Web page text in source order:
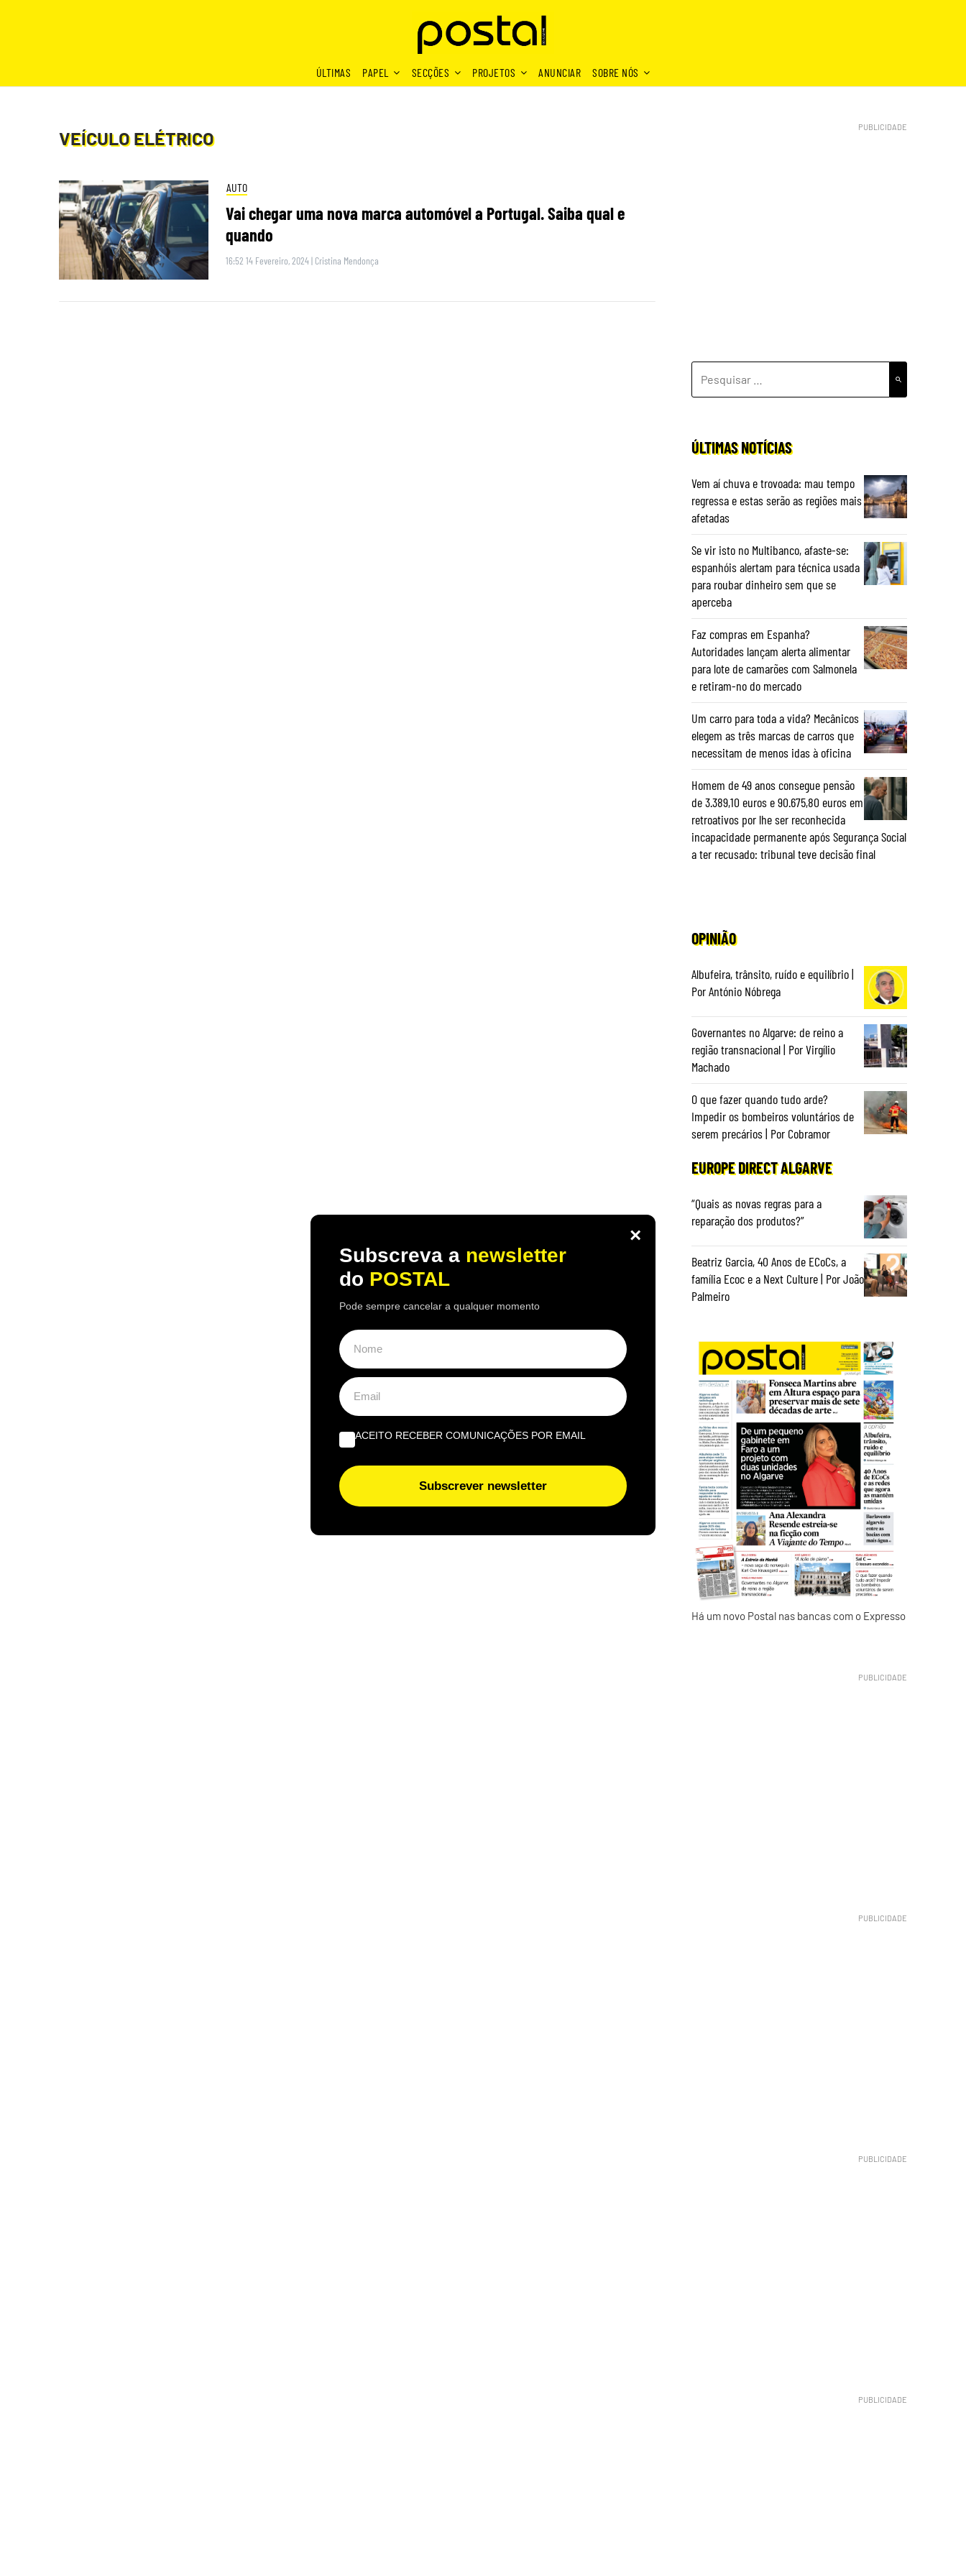
ÚLTIMAS
PAPEL SECÇÕES PROJETOS ANUNCIAR SOBRE NÓS
VEÍCULO ELÉTRICO
AUTO
Vai chegar uma nova marca automóvel a Portugal. Saiba qual e
quando
16:52 14 Fevereiro, 2024 | Cristina Mendonça
POR:
ÚLTIMAS NOTÍCIAS
Vem aí chuva e trovoada: mau tempo
regressa e estas serão as regiões mais
afetadas
Se vir isto no Multibanco, afaste-se:
espanhóis alertam para técnica usada
para roubar dinheiro sem que se
aperceba
Faz compras em Espanha?
Autoridades lançam alerta alimentar
para lote de camarões com Salmonela
e retiram-no do mercado
Um carro para toda a vida? Mecânicos
elegem as três marcas de carros que
necessitam de menos idas à oficina
Homem de 49 anos consegue pensão
de 3.389,10 euros e 90.675,80 euros em
retroativos por lhe ser reconhecida
incapacidade permanente após Segurança Social
a ter recusado: tribunal teve decisão final
OPINIÃO
Albufeira, trânsito, ruído e equilíbrio |
Por António Nóbrega
Governantes no Algarve: de reino a
região transnacional | Por Virgílio
Machado
O que fazer quando tudo arde?
Impedir os bombeiros voluntários de
serem precários | Por Cobramor
EUROPE DIRECT ALGARVE
“Quais as novas regras para a
reparação dos produtos?”
Beatriz Garcia, 40 Anos de ECoCs, a
família Ecoc e a Next Culture | Por João
Palmeiro
Há um novo Postal nas bancas com o Expresso
×
Subscreva a newsletter
do POSTAL
Pode sempre cancelar a qualquer momento
ACEITO RECEBER COMUNICAÇÕES POR EMAIL
Subscrever newsletter